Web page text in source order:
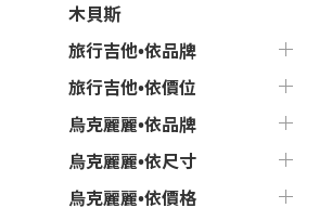
木貝斯
旅行吉他•依品牌
旅行吉他•依價位
烏克麗麗•依品牌
烏克麗麗•依尺寸
烏克麗麗•依價格